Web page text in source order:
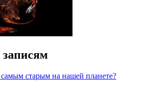
самым старым на нашей планете?